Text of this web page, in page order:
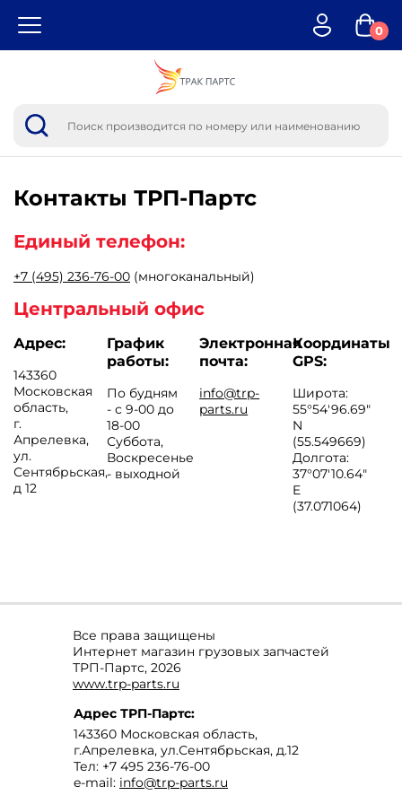
0
Контакты ТРП-Партс
Единый телефон:
+7 (495) 236-76-00 (многоканальный)
Центральный офис
Адрес:
143360
Московская
область,
г.
Апрелевка,
ул.
Сентябрьская,
д 12
График
работы:
По будням
- с 9-00 до
18-00
Суббота,
Воскресенье
- выходной
Электронная
почта:
info@trp-
parts.ru
Координаты
GPS:
Широта:
55°54'96.69"
N
(55.549669)
Долгота:
37°07′10.64″
E
(37.071064)
Все права защищены
Интернет магазин грузовых запчастей
ТРП-Партс, 2026
www.trp-parts.ru
Адрес ТРП-Партс:
143360 Московская область,
г.Апрелевка, ул.Сентябрьская, д.12
Тел: +7 495 236-76-00
e-mail: info@trp-parts.ru